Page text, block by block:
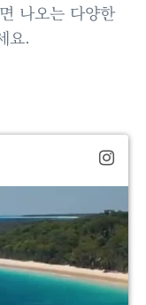
나오는 다양한
요.